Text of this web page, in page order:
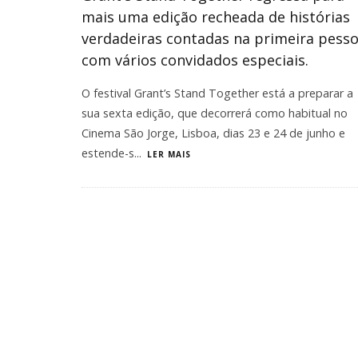
mais uma edição recheada de histórias
verdadeiras contadas na primeira
com vários convidados especiais.
O festival Grant’s Stand Together está a preparar a
sua sexta edição, que decorrerá como habitual no
Cinema São Jorge, Lisboa, dias 23 e 24 de junho e
estende-s... LER MAIS